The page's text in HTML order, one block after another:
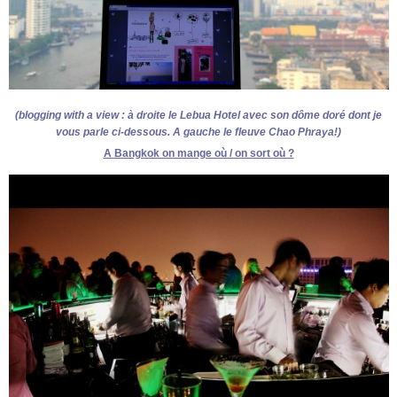
(blogging with a view : à droite le Lebua Hotel avec son dôme doré dont je
vous parle ci-dessous. A gauche le fleuve Chao Phraya!)
A Bangkok on mange où / on sort où ?